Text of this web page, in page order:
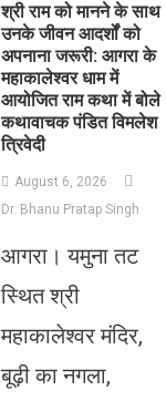
​श्री राम को मानने के साथ
उनके जीवन आदर्शों को
अपनाना जरूरी: आगरा के
महाकालेश्वर धाम में
आयोजित राम कथा में बोले
कथावाचक पंडित विमलेश
त्रिवेदी
August 6, 2026
Dr. Bhanu Pratap Singh
आगरा। यमुना तट
स्थित श्री
महाकालेश्वर मंदिर,
बूढ़ी का नगला,